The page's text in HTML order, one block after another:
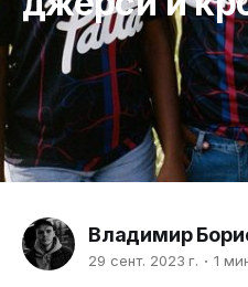
Владимир
29 сент. 2023 г. 1